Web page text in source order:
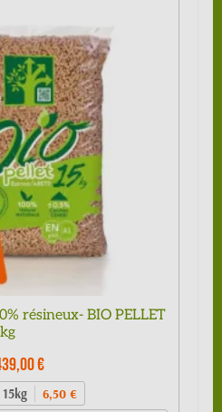
résineux- BIO PELLET
€
6,50 €